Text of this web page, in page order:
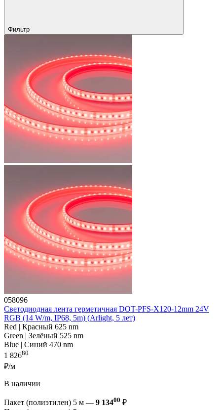
Фильтр
058096
Светодиодная лента герметичная DOT-PFS-X120-12mm 24V
RGB (14 W/m, IP68, 5m) (Arlight, 5 лет)
Red | Красный 625 nm
Green | Зелёный 525 nm
Blue | Синий 470 nm
1 82680
₽/м
В наличии
Пакет (полиэтилен) 5 м — 9 13400 ₽